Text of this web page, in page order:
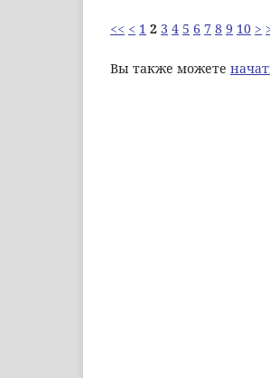
<< < 1 2 3 4 5 6 7 8 9 10 >
Вы также можете